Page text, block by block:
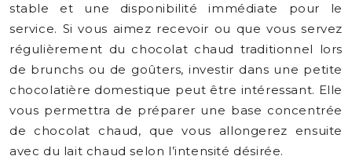
stable et une disponibilité immédiate pour le
service. Si vous aimez recevoir ou que vous servez
régulièrement du chocolat chaud traditionnel lors
de brunchs ou de goûters, investir dans une petite
chocolatière domestique peut être intéressant. Elle
vous permettra de préparer une base concentrée
de chocolat chaud, que vous allongerez ensuite
avec du lait chaud selon l’intensité désirée.